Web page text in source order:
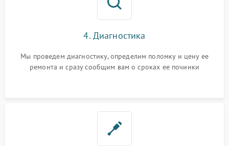
4. Диагностика
Мы проведем диагностику, определим поломку и цену ее
ремонта и сразу сообщим вам о сроках ее починки